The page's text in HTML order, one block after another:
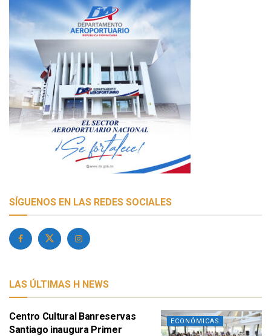
SÍGUENOS EN LAS REDES SOCIALES
LAS ÚLTIMAS H NEWS
ECONÓMICAS
Centro Cultural Banreservas
Santiago inaugura Primer